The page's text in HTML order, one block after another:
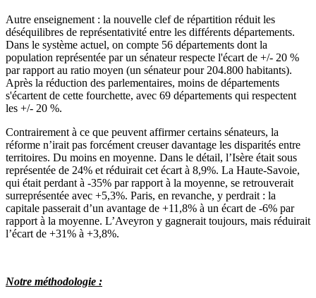
Autre enseignement : la nouvelle clef de répartition réduit les
déséquilibres de représentativité entre les différents départements.
Dans le système actuel, on compte 56 départements dont la
population représentée par un sénateur respecte l'écart de +/- 20 %
par rapport au ratio moyen (un sénateur pour 204.800 habitants).
Après la réduction des parlementaires, moins de départements
s'écartent de cette fourchette, avec 69 départements qui respectent
les +/- 20 %.
Contrairement à ce que peuvent affirmer certains sénateurs, la
réforme n’irait pas forcément creuser davantage les disparités entre
territoires. Du moins en moyenne. Dans le détail, l’Isère était sous
représentée de 24% et réduirait cet écart à 8,9%. La Haute-Savoie,
qui était perdant à -35% par rapport à la moyenne, se retrouverait
surreprésentée avec +5,3%. Paris, en revanche, y perdrait : la
capitale passerait d’un avantage de +11,8% à un écart de -6% par
rapport à la moyenne. L’Aveyron y gagnerait toujours, mais réduirait
l’écart de +31% à +3,8%.
Notre méthodologie :